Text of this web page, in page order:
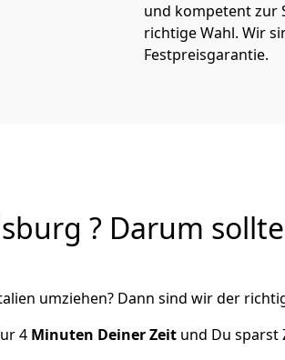
und kompetent zur
richtige Wahl. Wir
Festpreisgarantie.
? Darum
umziehen? Dann sind wir der
4 Minuten Deiner Zeit und Du sparst